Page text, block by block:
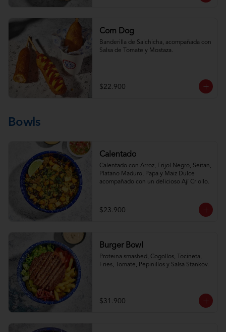
Corn Dog
Banderilla de Salchicha, acompañada con
Salsa de Tomate y Mostaza.
$22.900
Bowls
Calentado
Calentado con Arroz, Frijol Negro, Seitan,
Platano Maduro, Papa y Maiz Dulce
acompañado con un delicioso Ají Criollo.
$23.900
Burger Bowl
Proteina smashed, Cogollos, Tocineta,
Fries, Tomate, Pepinillos y Salsa Stankov.
$31.900